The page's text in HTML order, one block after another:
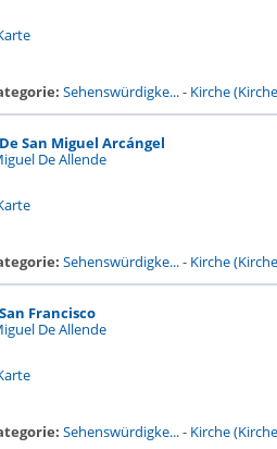
Sehenswürdigke...- Kirche
San Miguel Arcángel
De Allende
Sehenswürdigke...- Kirche
Francisco
De Allende
Sehenswürdigke...- Kirche